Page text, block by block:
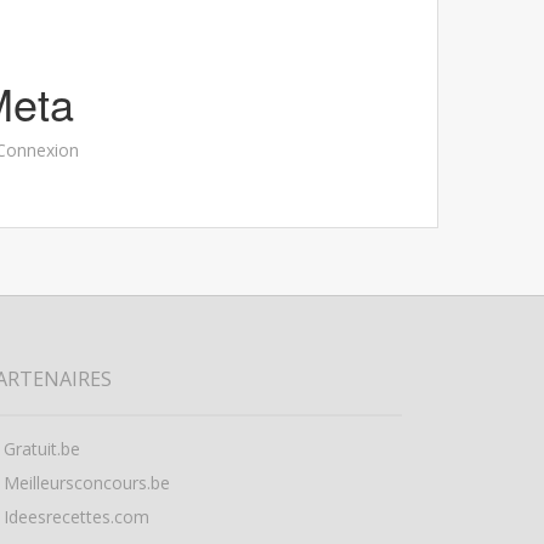
Gratuit.be
Meilleursconcours.be
Ideesrecettes.com